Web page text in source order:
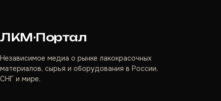
ЛКМ·Портал
Независимое медиа о рынке лакокрасочных
материалов, сырья и оборудования в России,
СНГ и мире.